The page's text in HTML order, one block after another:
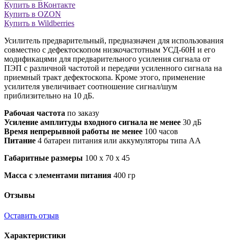
Купить в ВКонтакте
Купить в OZON
Купить в Wildberries
Усилитель предварительный, предназначен для использования
совместно с дефектоскопом низкочастотным УСД-60Н и его
модификацями для предварительного усиления сигнала от
ПЭП с различной частотой и передачи усиленного сигнала на
приемный тракт дефектоскопа. Кроме этого, применение
усилителя увеличивает соотношение сигнал/шум
приблизительно на 10 дБ.
Рабочая частота по заказу
Усиление амплитуды входного сигнала не менее 30 дБ
Время непрерывной работы не менее 100 часов
Питание 4 батареи питания или аккумуляторы типа АА
Габаритные размеры 100 х 70 х 45
Масса с элементами питания 400 гр
Отзывы
Оставить отзыв
Характеристики